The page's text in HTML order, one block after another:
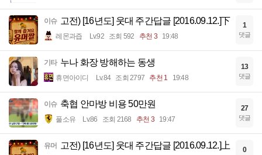
이슈 고전) [16년도] 웃대 주간답글 [2016.09.12.]下
레몬과즙 Lv.92 조회 592 추천 3 19:48
1
댓글
기타 누나 화장 방해하는 동생
휴면아이디 Lv.84 조회 2797 추천 1 19:48
13
댓글
이슈 축협 안마방 비용 50만원
풀소유 Lv.86 조회 2168 추천 3 19:47
27
댓글
유머 고전) [16년도] 웃대 주간답글 [2016.09.12.]上 0